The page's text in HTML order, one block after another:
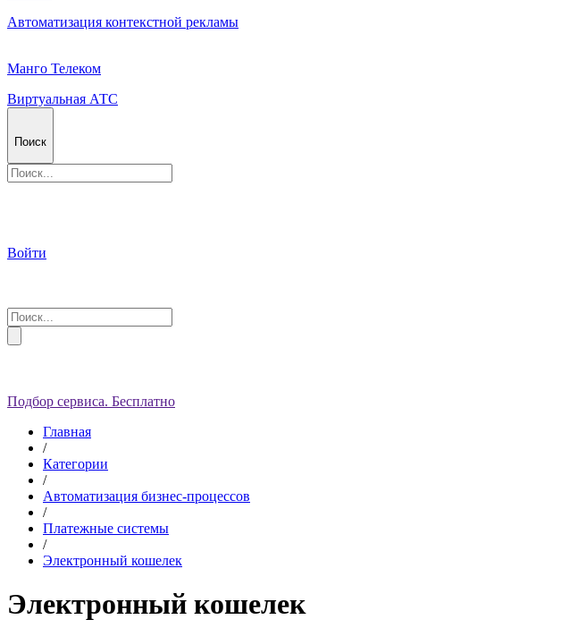
Автоматизация контекстной рекламы
Манго Телеком
Виртуальная АТС
Поиск
Войти
Подбор сервиса. Бесплатно
Главная
/
Категории
/
Автоматизация бизнес-процессов
/
Платежные системы
/
Электронный кошелек
Электронный кошелек